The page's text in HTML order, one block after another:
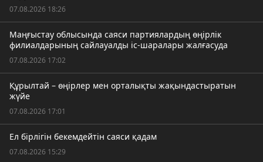
07.08.2026 18:26
Маңғыстау облысында саяси партиялардың өңірлік
филиалдарының сайлауалды іс-шаралары жалғасуда
07.08.2026 17:02
Құрылтай – өңірлер мен орталықты жақындастыратын
жүйе
07.08.2026 17:01
Ел бірлігін бекемдейтін саяси қадам
07.08.2026 15:29